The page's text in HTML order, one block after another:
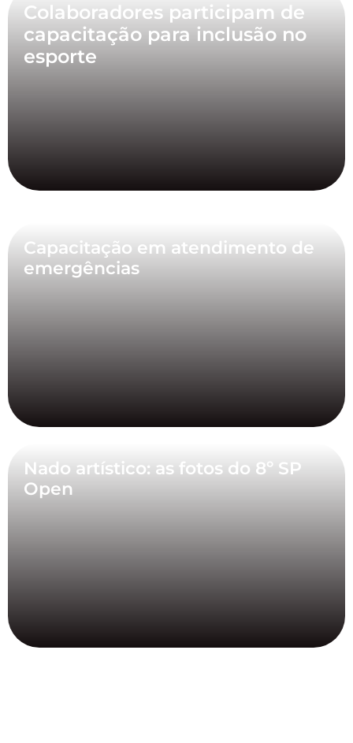
Colaboradores participam de
capacitação para inclusão no
esporte
Capacitação em atendimento de
emergências
Nado artístico: as fotos do 8º SP
Open